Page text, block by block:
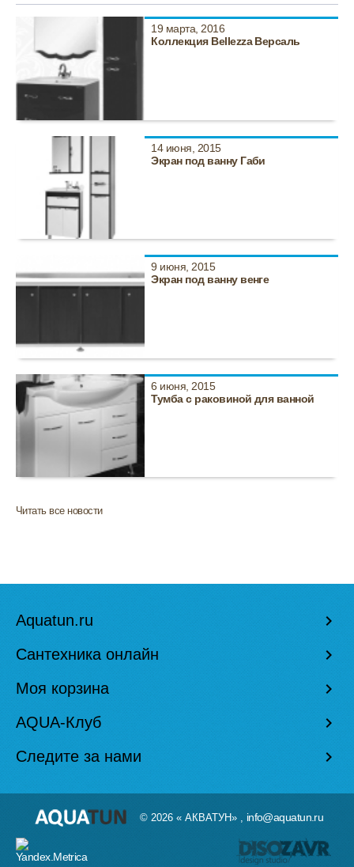
19 марта, 2016
Коллекция Bellezza Версаль
14 июня, 2015
Экран под ванну Габи
9 июня, 2015
Экран под ванну венге
6 июня, 2015
Тумба с раковиной для ванной
Читать все новости
Aquatun.ru keyboard_arrow_right
Сантехника онлайн keyboard_arrow_right
Моя корзина keyboard_arrow_right
AQUA-Клуб keyboard_arrow_right
Следите за нами keyboard_arrow_right
© 2026 « АКВАТУН» , info@aquatun.ru